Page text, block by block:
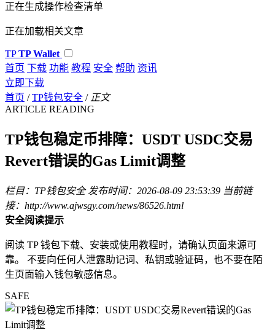
正在生成操作检查清单
正在加载相关文章
TP TP Wallet
首页 下载 功能 教程 安全 帮助 资讯
立即下载
首页 / TP钱包安全 / 正文
ARTICLE READING
TP钱包稳定币排障：USDT USDC交易
Revert错误的Gas Limit调整
栏目：TP钱包安全 发布时间：2026-08-09 23:53:39 当前链
接：http://www.ajwsgy.com/news/86526.html
安全阅读提示
阅读 TP 钱包下载、安装或使用教程时，请确认页面来源可
靠。 不要向任何人泄露助记词、私钥或验证码，也不要在陌
生页面输入钱包敏感信息。
SAFE